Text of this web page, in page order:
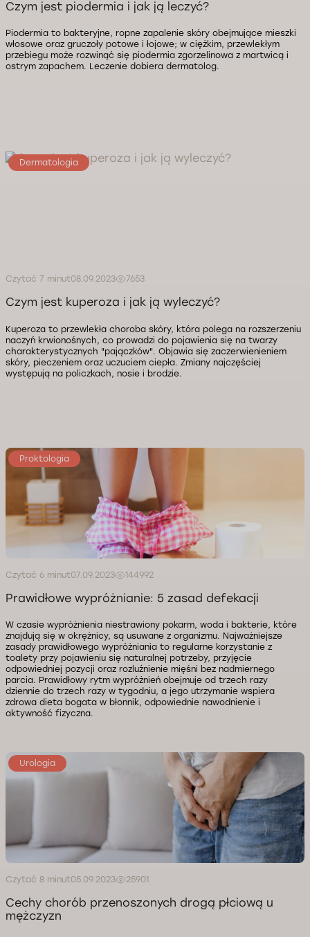
Czym jest piodermia i jak ją leczyć?
Piodermia to bakteryjne, ropne zapalenie skóry obejmujące mieszki
włosowe oraz gruczoły potowe i łojowe; w ciężkim, przewlekłym
przebiegu może rozwinąć się piodermia zgorzelinowa z martwicą i
ostrym zapachem. Leczenie dobiera dermatolog.
Dermatologia
Czytać 7 minut08.09.2023 7653
Czym jest kuperoza i jak ją wyleczyć?
Kuperoza to przewlekła choroba skóry, która polega na rozszerzeniu
naczyń krwionośnych, co prowadzi do pojawienia się na twarzy
charakterystycznych "pajączków". Objawia się zaczerwienieniem
skóry, pieczeniem oraz uczuciem ciepła. Zmiany najczęściej
występują na policzkach, nosie i brodzie.
Proktologia
Czytać 6 minut07.09.2023 144992
Prawidłowe wypróżnianie: 5 zasad defekacji
W czasie wypróżnienia niestrawiony pokarm, woda i bakterie, które
znajdują się w okrężnicy, są usuwane z organizmu. Najważniejsze
zasady prawidłowego wypróżniania to regularne korzystanie z
toalety przy pojawieniu się naturalnej potrzeby, przyjęcie
odpowiedniej pozycji oraz rozluźnienie mięśni bez nadmiernego
parcia. Prawidłowy rytm wypróżnień obejmuje od trzech razy
dziennie do trzech razy w tygodniu, a jego utrzymanie wspiera
zdrowa dieta bogata w błonnik, odpowiednie nawodnienie i
aktywność fizyczna.
Urologia
Czytać 8 minut05.09.2023 25901
Cechy chorób przenoszonych drogą płciową u
mężczyzn